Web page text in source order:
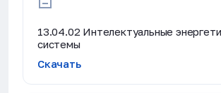
13.04.02 Интелектуальные
системы
Скачать